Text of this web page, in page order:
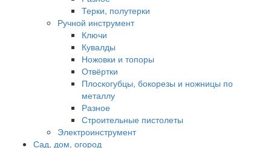
Терки, полутерки
Ручной инструмент
Ключи
Кувалды
Ножовки и топоры
Отвёртки
Плоскогубцы, бокорезы и ножницы по
металлу
Разное
Строительные пистолеты
Электроинструмент
Сад, дом, огород